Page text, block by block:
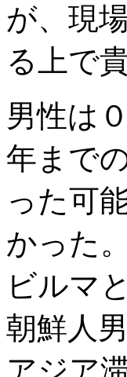
が、現
る上で
男性は
年まで
った可
かった。
ビルマ
朝鮮人